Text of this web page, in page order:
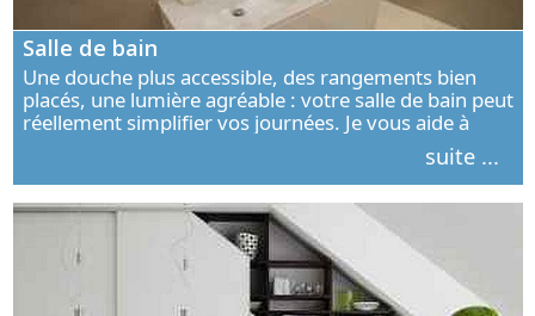
Salle de bain
Une douche plus accessible, des rangements bien
placés, une lumière agréable : votre salle de bain peut
réellement simplifier vos journées. Je vous aide à
concevoir un espace élégant, confortable et adapté à
suite ...